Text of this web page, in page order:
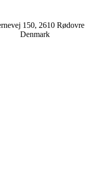
150, 2610 Rødovre
Denmark